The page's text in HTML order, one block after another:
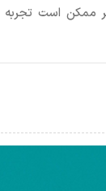
ممکن است تجربه